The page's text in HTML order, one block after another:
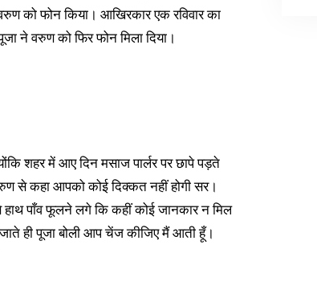
को फोन किया। आखिरकार एक रविवार का
ने वरुण को फिर फोन मिला दिया।
शहर में आए दिन मसाज पार्लर पर छापे पड़ते
से कहा आपको कोई दिक्कत नहीं होगी सर।
पाँव फूलने लगे कि कहीं कोई जानकार न मिल
ही पूजा बोली आप चेंज कीजिए मैं आती हूँ।